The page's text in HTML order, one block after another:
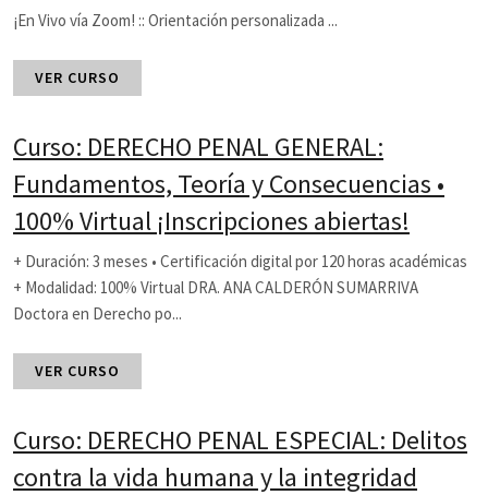
¡En Vivo vía Zoom! :: Orientación personalizada ...
VER CURSO
Curso: DERECHO PENAL GENERAL:
Fundamentos, Teoría y Consecuencias •
100% Virtual ¡Inscripciones abiertas!
+ Duración: 3 meses • Certificación digital por 120 horas académicas
+ Modalidad: 100% Virtual DRA. ANA CALDERÓN SUMARRIVA
Doctora en Derecho po...
VER CURSO
Curso: DERECHO PENAL ESPECIAL: Delitos
contra la vida humana y la integridad